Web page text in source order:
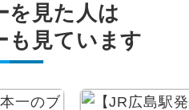
を見た人は
も見ています